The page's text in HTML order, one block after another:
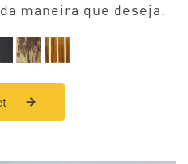
maneira que deseja.